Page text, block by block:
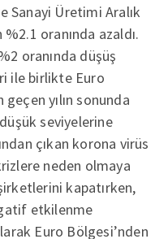
Sanayi Üretimi Aralık
oranında azaldı.
oranında düşüş
ile birlikte Euro
yılın sonunda
seviyelerine
çıkan korona virüs
neden olmaya
kapatırken,
etkilenme
Euro Bölgesi’nden